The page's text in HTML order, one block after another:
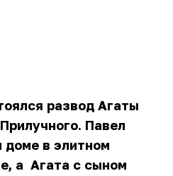
развод Агаты
Павел
доме в элитном
а Агата с сыном